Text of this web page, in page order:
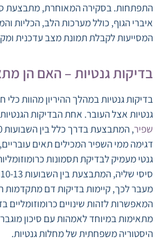
התפתחות. בסקירה המאוחרת, מתבצעת
איברי הגוף, כולל מערכות הלב, הכליות
המסייעות לקבלת תמונת מצב עדכנית
בדיקות גנטיות – האם הן
בדיקות גנטיות במהלך ההיריון מהוות
גנטיות אצל העובר. אחת הבדיקות
שפיר
דגימה ממי השפיר המכילים תאים
גנטי מעמיק לבדיקת תסמונות
סיסי שליה, המתבצעת בין השבועות 10-13 ומספקת מידע גנטי דומה.
מעבר לכך, קיימות בדיקות דם מתקדמות
המאפשרות לזהות שינויים כרומוזומליים
מתאימות במיוחד לאמהות עם סיכון
היסטוריה משפחתית של מחלות גנטיות.